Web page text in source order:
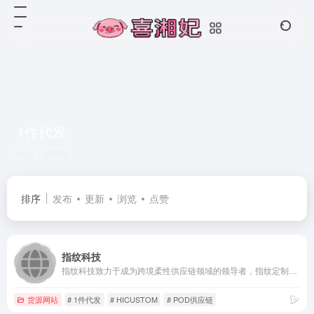
排序 发布 更新 浏览 点赞
指纹科技
货源网站 # 1件代发 # HICUSTOM # POD供应链